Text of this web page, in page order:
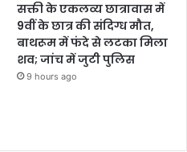
सक्ती के एकलव्य छात्रावास में
9वीं के छात्र की संदिग्ध मौत,
बाथरूम में फंदे से लटका मिला
शव; जांच में जुटी पुलिस
9 hours ago